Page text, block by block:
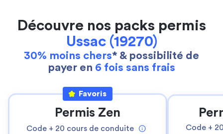
Découvre nos packs permis
Ussac (19270)
30% moins chers* & possibilité de
payer en 6 fois sans frais
Favoris
Permis Zen
Code + 20 cours de conduite
Code +